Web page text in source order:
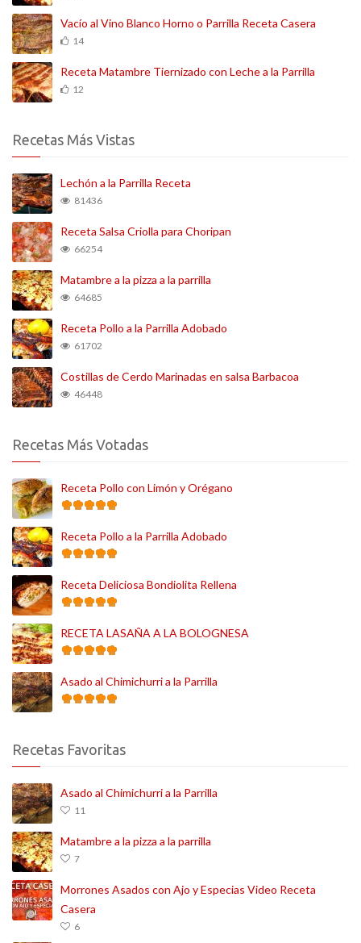
Vacío al Vino Blanco Horno o Parrilla Receta Casera
14
Receta Matambre Tiernizado con Leche a la Parrilla
12
Recetas Más Vistas
Lechón a la Parrilla Receta
81436
Receta Salsa Criolla para Choripan
66254
Matambre a la pizza a la parrilla
64685
Receta Pollo a la Parrilla Adobado
61702
Costillas de Cerdo Marinadas en salsa Barbacoa
46448
Recetas Más Votadas
Receta Pollo con Limón y Orégano
Receta Pollo a la Parrilla Adobado
Receta Deliciosa Bondiolita Rellena
RECETA LASAÑA A LA BOLOGNESA
Asado al Chimichurri a la Parrilla
Recetas Favoritas
Asado al Chimichurri a la Parrilla
11
Matambre a la pizza a la parrilla
7
Morrones Asados con Ajo y Especias Video Receta
Casera
6